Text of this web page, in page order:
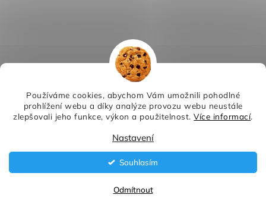
Používáme cookies, abychom Vám umožnili pohodlné
prohlížení webu a díky analýze provozu webu neustále
zlepšovali jeho funkce, výkon a použitelnost.Více informací.
Nastavení
Odmítnout
Souhlasím